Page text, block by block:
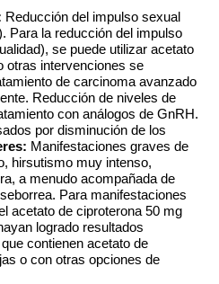
Reducción del impulso sexual
Para la reducción del impulso
se puede utilizar acetato
otras intervenciones se
de carcinoma avanzado
Reducción de niveles de
con análogos de GnRH.
por disminución de los
Manifestaciones graves de
hirsutismo muy intenso,
a menudo acompañada de
Para manifestaciones
acetato de ciproterona 50 mg
logrado resultados
contienen acetato de
o con otras opciones de